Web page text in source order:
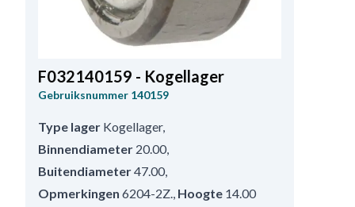
F032140159 - Kogellager
Gebruiksnummer 140159
Type lager Kogellager,
Binnendiameter 20.00,
Buitendiameter47.00,
Opmerkingen 6204-2Z., Hoogte 14.00